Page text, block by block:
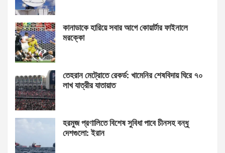
কানাডাকে হারিয়ে সবার আগে কোয়ার্টার ফাইনালে
মরক্কো
তেহরান মেট্রোতে রেকর্ড: খামেনির শেষবিদায় ঘিরে ৭০
লাখ যাত্রীর যাতায়াত
হরমুজ প্রণালিতে বিশেষ সুবিধা পাবে চীনসহ বন্ধু
দেশগুলো: ইরান